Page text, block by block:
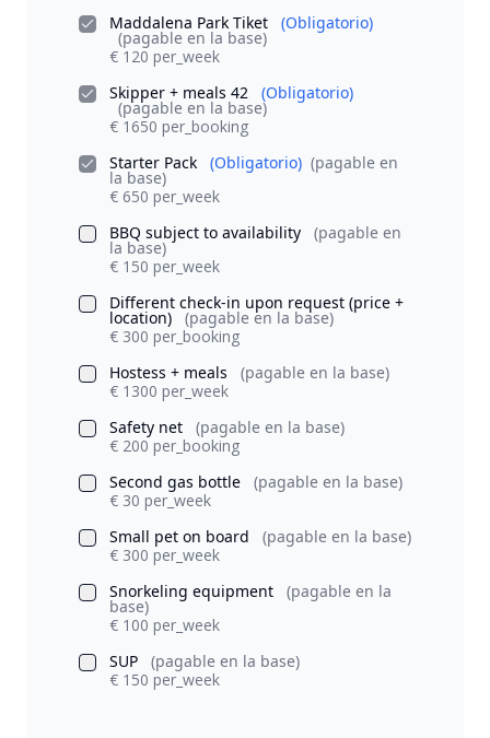
Maddalena Park Tiket (Obligatorio)
(pagable en la base)
€ 120 per_week
Skipper + meals 42
(Obligatorio)
(pagable en la base)
€ 1650 per_booking
Starter Pack
(Obligatorio) (pagable en
la base)
€ 650 per_week
BBQ subject to availability
(pagable en
la base)
€ 150 per_week
Different check-in upon request (price +
location)
(pagable en la base)
€ 300 per_booking
Hostess + meals
(pagable en la base)
€ 1300 per_week
Safety net
(pagable en la base)
€ 200 per_booking
Second gas bottle
(pagable en la base)
€ 30 per_week
Small pet on board
(pagable en la base)
€ 300 per_week
Snorkeling equipment
(pagable en la
base)
€ 100 per_week
SUP
(pagable en la base)
€ 150 per_week